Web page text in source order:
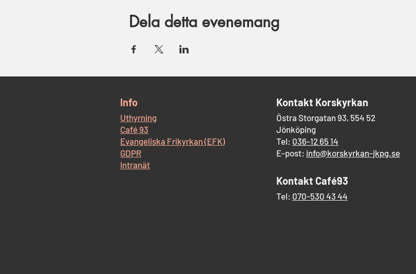
Dela detta evenemang
​Info
Uthyrning
Café 93
Evangeliska Frikyrkan (EFK)
GDPR
Intranät
​Kontakt Korskyrkan
Östra Storgatan 93, 554 52
Jönköping
Tel: 036-12 65 14
E-post: info@korskyrkan-jkpg.se
Kontakt Café93
Tel: 070-530 43 44